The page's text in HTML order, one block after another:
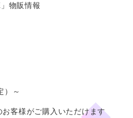
物販情報
）～
客様がご購入いただけます